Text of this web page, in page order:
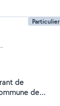
Particulier
les-Forges)
de
de